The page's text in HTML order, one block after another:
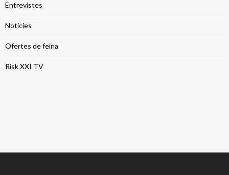
Entrevistes
Notícies
Ofertes de feina
Risk XXI TV